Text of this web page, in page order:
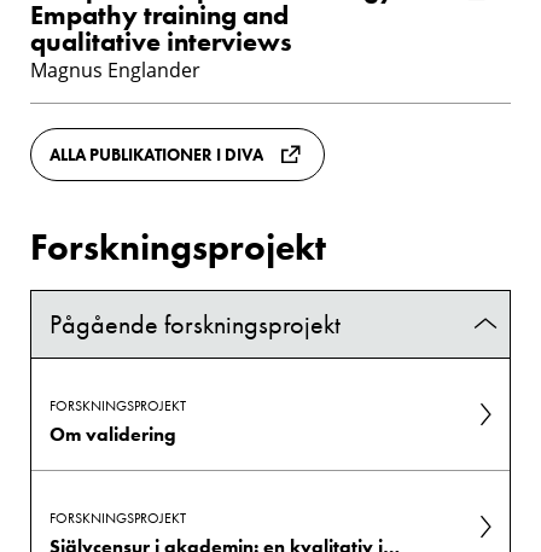
Empathy training and
qualitative interviews
Magnus Englander
ALLA PUBLIKATIONER I DIVA
Forskningsprojekt
Pågående forskningsprojekt
FORSKNINGSPROJEKT
Om validering
FORSKNINGSPROJEKT
Självcensur i akademin: en kvalitativ intervjustudie